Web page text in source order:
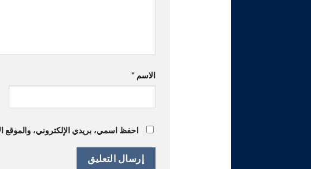
الاسم*
احفظ اسمي، بريدي الإلكتروني، والموقع